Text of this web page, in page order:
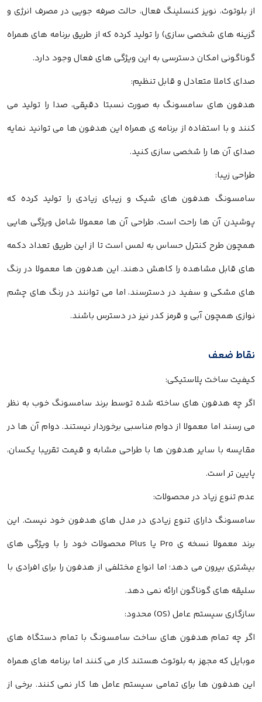
از بلوتوث، نویز کنسلینگ فعال، حالت صرفه جویی در مصرف انرژی و
گزینه های شخصی سازی) را تولید کرده که از طریق برنامه های همراه
گوناگونی امکان دسترسی به این ویژگی های فعال وجود دارد.
صدای کاملا متعادل و قابل تنظیم:
هدفون های سامسونگ به صورت نسبتا دقیقی، صدا را تولید می
کنند و با استفاده از برنامه ی همراه این هدفون ها می توانید نمایه
صدای آن ها را شخصی سازی کنید.
طراحی زیبا:
سامسونگ هدفون های شیک و زیبای زیادی را تولید کرده که
پوشیدن آن ها راحت است. طراحی آن ها معمولا شامل ویژگی هایی
همچون طرح کنترل حساس به لمس است تا از این طریق تعداد دکمه
های قابل مشاهده را کاهش دهند. این هدفون ها معمولا در رنگ
های مشکی و سفید در دسترسند، اما می توانند در رنگ های چشم
نوازی همچون آبی و قرمز کدر نیز در دسترس باشند.
نقاط ضعف
کیفیت ساخت پلاستیکی:
اگر چه هدفون های ساخته شده توسط برند سامسونگ خوب به نظر
می رسند اما معمولا از دوام مناسبی برخوردار نیستند. دوام آن ها در
مقایسه با سایر هدفون ها با طراحی مشابه و قیمت تقریبا یکسان،
پایین تر است.
عدم تنوع زیاد در محصولات:
سامسونگ دارای تنوع زیادی در مدل های هدفون خود نیست. این
برند معمولا نسخه ی Pro یا Plus محصولات خود را با ویژگی های
بیشتری بیرون می دهد؛ اما انواع مختلفی از هدفون را برای افرادی با
سلیقه های گوناگون ارائه نمی دهد.
سازگاری سیستم عامل (OS) محدود:
اگر چه تمام هدفون های ساخت سامسونگ با تمام دستگاه های
موبایل که مجهز به بلوتوث هستند کار می کنند اما برنامه های همراه
این هدفون ها برای تمامی سیستم عامل ها کار نمی کنند. برخی از